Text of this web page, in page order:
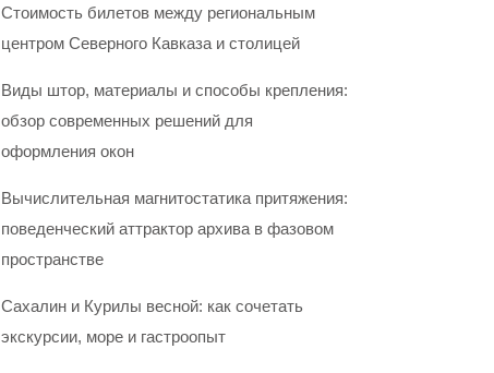
Стоимость билетов между региональным
центром Северного Кавказа и столицей
Виды штор, материалы и способы крепления:
обзор современных решений для
оформления окон
Вычислительная магнитостатика притяжения:
поведенческий аттрактор архива в фазовом
пространстве
Сахалин и Курилы весной: как сочетать
экскурсии, море и гастроопыт